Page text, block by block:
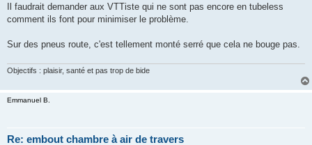
o
l
Il faudrait demander aux VTTiste qui ne sont pas encore en tubeless
comment ils font pour minimiser le problème.
Sur des pneus route, c'est tellement monté serré que cela ne bouge pas.
Objectifs : plaisir, santé et pas trop de bide
Emmanuel B.
Re: embout chambre à air de travers